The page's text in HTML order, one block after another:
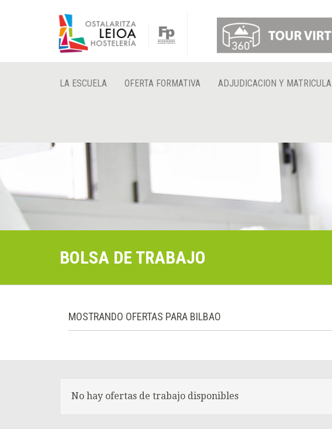
LA ESCUELA OFERTA FORMATIVA ADJUDICACION Y MATRICULA
BOLSA DE TRABAJO
MOSTRANDO OFERTAS PARA BILBAO
No hay ofertas de trabajo disponibles